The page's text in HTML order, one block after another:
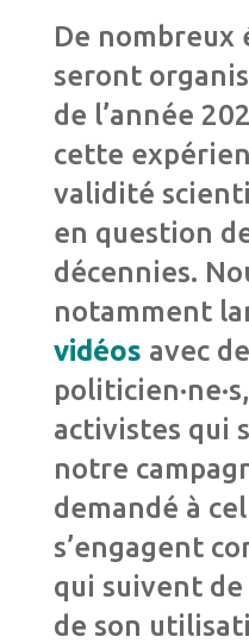
De nombreux
seront
de l’année
cette
validité
en question
décennies.
notamment
vidéos avec
activistes qui
notre
demandé à
s’engagent
qui suivent
de son